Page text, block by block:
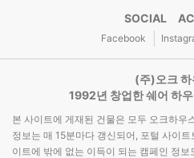
SOCIAL
Facebook
(주)오크 하
1992년 창업한 쉐어 하
본 사이트에 게재된 건물은 모두 오크하우
정보는 매 15분마다 갱신되어, 포털 사이
이트에 밖에 없는 이득이 되는 캠페인 정